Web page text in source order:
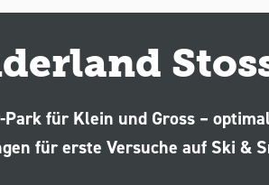
Park für Klein und Gross –
für erste Versuche auf Ski &